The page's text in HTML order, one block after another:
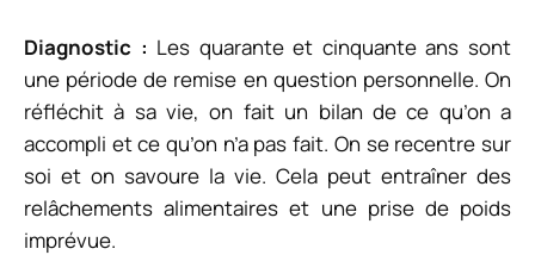
Diagnostic : Les quarante et cinquante ans sont
une période de remise en question personnelle. On
réfléchit à sa vie, on fait un bilan de ce qu’on a
accompli et ce qu’on n’a pas fait. On se recentre sur
soi et on savoure la vie. Cela peut entraîner des
relâchements alimentaires et une prise de poids
imprévue.